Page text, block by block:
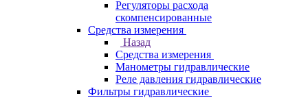
Регуляторы расхода
скомпенсированные
Средства измерения
Назад
Средства измерения
Манометры гидравлические
Реле давления гидравлические
Фильтры гидравлические